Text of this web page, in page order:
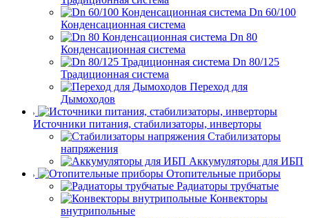
Dn 60/100
Конденсационная система
Dn 80
Конденсационная система
Dn 80/125
Традиционная система
Переход для
Дымоходов
Источники питания, стабилизаторы, инверторы
Стабилизаторы
напряжения
Аккумуляторы для ИБП
Отопительные приборы
Радиаторы трубчатые
Конвекторы
внутрипольные